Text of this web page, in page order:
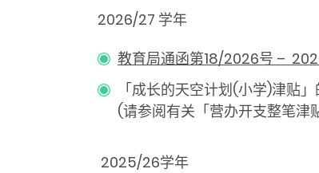
2026/27 学年
教育局通函第18/2026号 –
「成长的天空计划(小学)津贴
(请参阅有关「营办开支整笔津
2025/26学年